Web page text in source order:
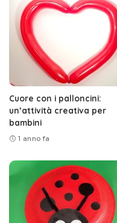
Cuore con i palloncini:
un’attività creativa per
bambini
1 anno fa